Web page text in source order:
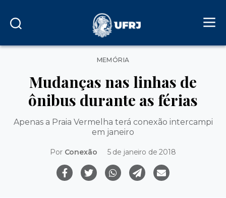
Categorias
MEMÓRIA
Mudanças nas linhas de
ônibus durante as férias
Apenas a Praia Vermelha terá conexão intercampi
em janeiro
Por Conexão 5 de janeiro de 2018